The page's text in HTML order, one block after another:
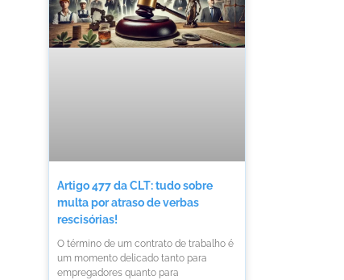
Artigo 477 da CLT: tudo sobre
multa por atraso de verbas
rescisórias!
O término de um contrato de trabalho é
um momento delicado tanto para
empregadores quanto para